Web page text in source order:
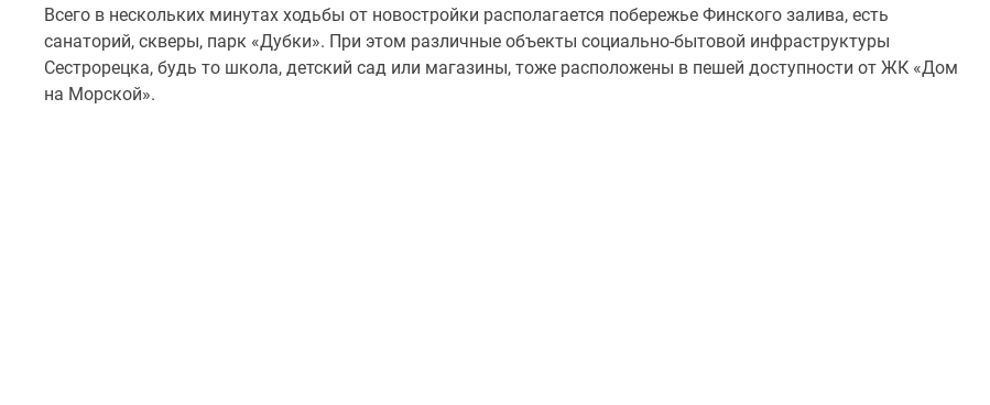
Всего в нескольких минутах ходьбы от новостройки располагается побережье Финского залива, есть
санаторий, скверы, парк «Дубки». При этом различные объекты социально-бытовой инфраструктуры
Сестрорецка, будь то школа, детский сад или магазины, тоже расположены в пешей доступности от ЖК «Дом
на Морской».